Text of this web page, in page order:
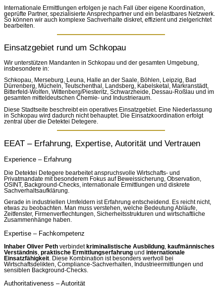
Internationale Ermittlungen erfolgen je nach Fall über eigene Koordination,
geprüfte Partner, spezialisierte Ansprechpartner und ein belastbares Netzwerk.
So können wir auch komplexe Sachverhalte diskret, effizient und zielgerichtet
bearbeiten.
Einsatzgebiet rund um Schkopau
Wir unterstützen Mandanten in Schkopau und der gesamten Umgebung,
insbesondere in:
Schkopau, Merseburg, Leuna, Halle an der Saale, Böhlen, Leipzig, Bad
Dürrenberg, Mücheln, Teutschenthal, Landsberg, Kabelsketal, Markranstädt,
Bitterfeld-Wolfen, Wittenberg/Piesteritz, Schwarzheide, Dessau-Roßlau und im
gesamten mitteldeutschen Chemie- und Industrieraum.
Diese Stadtseite beschreibt ein operatives Einsatzgebiet. Eine Niederlassung
in Schkopau wird dadurch nicht behauptet. Die Einsatzkoordination erfolgt
zentral über die Detektei Detegere.
EEAT – Erfahrung, Expertise, Autorität und Vertrauen
Experience – Erfahrung
Die Detektei Detegere bearbeitet anspruchsvolle Wirtschafts- und
Privatmandate mit besonderem Fokus auf Beweissicherung, Observation,
OSINT, Background-Checks, internationale Ermittlungen und diskrete
Sachverhaltsaufklärung.
Gerade in industriellen Umfeldern ist Erfahrung entscheidend. Es reicht nicht,
etwas zu beobachten. Man muss verstehen, welche Bedeutung Abläufe,
Zeitfenster, Firmenverflechtungen, Sicherheitsstrukturen und wirtschaftliche
Zusammenhänge haben.
Expertise – Fachkompetenz
Inhaber Oliver Peth verbindet kriminalistische Ausbildung
kaufmännisches
Verständnis praktische Ermittlungserfahrung und internationale
Einsatzfähigkeit . Diese Kombination ist besonders wertvoll bei
Wirtschaftsdelikten, Compliance-Sachverhalten, Industrieermittlungen und
sensiblen Background-Checks.
Authoritativeness – Autorität